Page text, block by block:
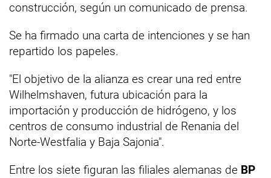
construcción, según un comunicado de prensa.
Se ha firmado una carta de intenciones y se han
repartido los papeles.
"El objetivo de la alianza es crear una red entre
Wilhelmshaven, futura ubicación para la
importación y producción de hidrógeno, y los
centros de consumo industrial de Renania del
Norte-Westfalia y Baja Sajonia".
Entre los siete figuran las filiales alemanas de BP